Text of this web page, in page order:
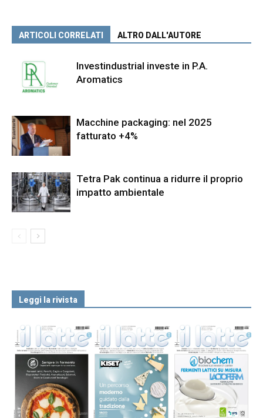
ARTICOLI CORRELATI ALTRO DALL'AUTORE
Investindustrial investe in P.A.
Aromatics
Macchine packaging: nel 2025
fatturato +4%
Tetra Pak continua a ridurre il proprio
impatto ambientale
Leggi la rivista